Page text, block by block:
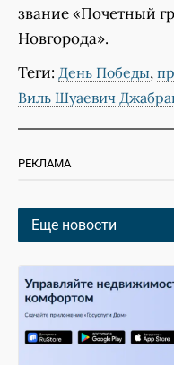
звание «Почетный
Новгорода».
Теги: День Победы,
Виль Шуаевич
РЕКЛАМА
Еще новости